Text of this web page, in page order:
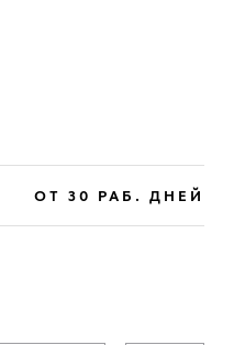
ОТ 30 РАБ. ДНЕЙ